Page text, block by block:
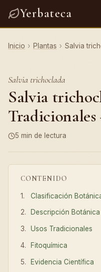
Yerbateca
Inicio › Plantas › Salvia
Salvia trichoclada
Salvia
Tradicionales
5 min de lectura
CONTENIDO
Clasificación
Descripción Botánica
Usos Tradicionales
Fitoquímica
Evidencia Científica